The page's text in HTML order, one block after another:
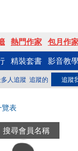
熱門作家 包月作
精裝套書 影音教
人追蹤 追蹤的 追蹤
表